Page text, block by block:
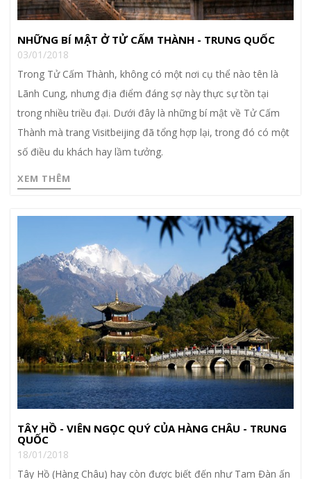
NHỮNG BÍ MẬT Ở TỬ CẤM THÀNH - TRUNG QUỐC
03/01/2018
Trong Tử Cấm Thành, không có một nơi cụ thể nào tên là
Lãnh Cung, nhưng địa điểm đáng sợ này thực sự tồn tại
trong nhiều triều đại. Dưới đây là những bí mật về Tử Cấm
Thành mà trang Visitbeijing đã tổng hợp lại, trong đó có một
số điều du khách hay lầm tưởng.
XEM THÊM
TÂY HỒ - VIÊN NGỌC QUÝ CỦA HÀNG CHÂU - TRUNG
QUỐC
18/01/2018
Tây Hồ (Hàng Châu) hay còn được biết đến như Tam Đàn ấn